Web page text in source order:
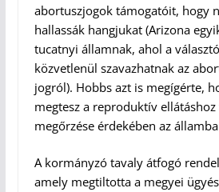
abortuszjogok támogatóit, hogy
hallassák hangjukat (Arizona
tucatnyi államnak, ahol a
közvetlenül szavazhatnak az
jogról). Hobbs azt is megígérte,
megtesz a reproduktív
megőrzése érdekében az
A kormányzó tavaly átfogó
amely megtiltotta a megyei